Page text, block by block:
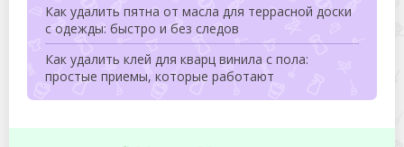
Как удалить пятна от масла для террасной доски
с одежды: быстро и без следов
Как удалить клей для кварц винила с пола:
простые приемы, которые работают